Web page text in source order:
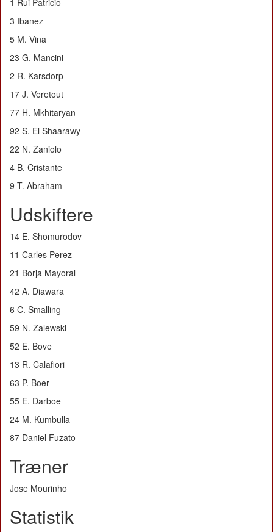
1 Rui Patricio
3 Ibanez
5 M. Vina
23 G. Mancini
2 R. Karsdorp
17 J. Veretout
77 H. Mkhitaryan
92 S. El Shaarawy
22 N. Zaniolo
4 B. Cristante
9 T. Abraham
Udskiftere
14 E. Shomurodov
11 Carles Perez
21 Borja Mayoral
42 A. Diawara
6 C. Smalling
59 N. Zalewski
52 E. Bove
13 R. Calafiori
63 P. Boer
55 E. Darboe
24 M. Kumbulla
87 Daniel Fuzato
Træner
Jose Mourinho
Statistik